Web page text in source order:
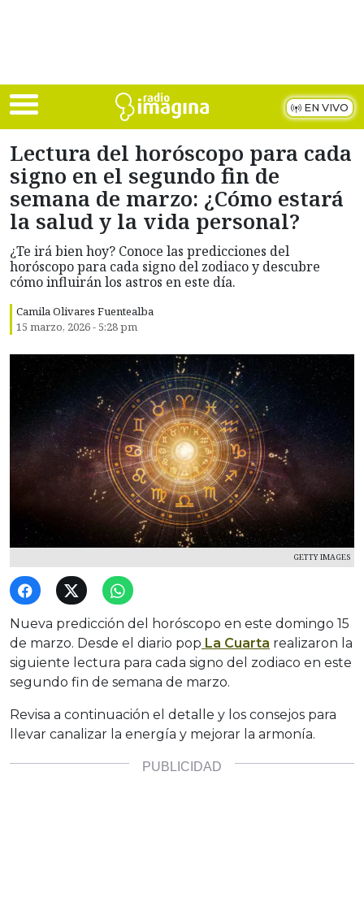
EN VIVO
Lectura del horóscopo para cada
signo en el segundo fin de
semana de marzo: ¿Cómo estará
la salud y la vida personal?
¿Te irá bien hoy? Conoce las predicciones del
horóscopo para cada signo del zodiaco y descubre
cómo influirán los astros en este día.
Camila Olivares Fuentealba
15 marzo, 2026 - 5:28 pm
GETTY IMAGES
Nueva predicción del horóscopo en este domingo 15
de marzo. Desde el diario pop La Cuarta realizaron la
siguiente lectura para cada signo del zodiaco en este
segundo fin de semana de marzo.
Revisa a continuación el detalle y los consejos para
llevar canalizar la energía y mejorar la armonía.